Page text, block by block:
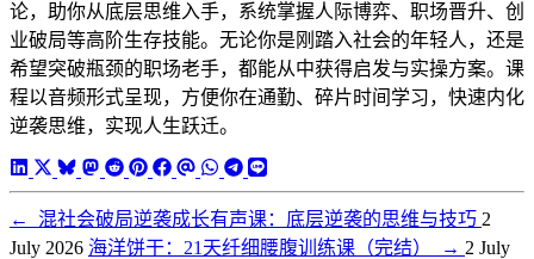
论，助你从底层思维入手，系统掌握人际博弈、职场晋升、创
业破局等高阶生存技能。无论你是刚踏入社会的年轻人，还是
希望突破瓶颈的职场老手，都能从中获得启发与实操方案。课
程以音频形式呈现，方便你在通勤、碎片时间学习，快速内化
逆袭思维，实现人生跃迁。
← 混社会破局逆袭成长有声课：底层逆袭的思维与技巧 2
July 2026 海洋饼干：21天纤细腰腹训练课（完结） → 2 July